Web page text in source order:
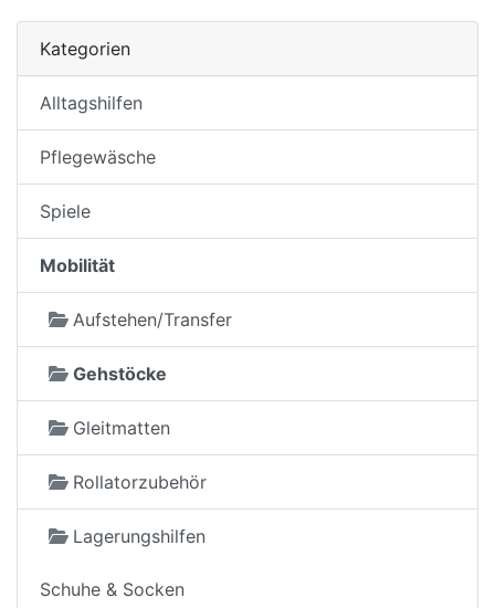
Kategorien
Alltagshilfen
Pflegewäsche
Spiele
Mobilität
Aufstehen/Transfer
Gehstöcke
Gleitmatten
Rollatorzubehör
Lagerungshilfen
Schuhe & Socken